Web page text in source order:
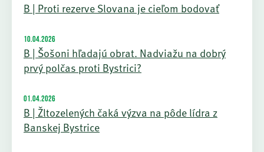
B | Proti rezerve Slovana je cieľom bodovať
10.04.2026
B | Šošoni hľadajú obrat. Nadviažu na dobrý
prvý polčas proti Bystrici?
01.04.2026
B | Žltozelených čaká výzva na pôde lídra z
Banskej Bystrice